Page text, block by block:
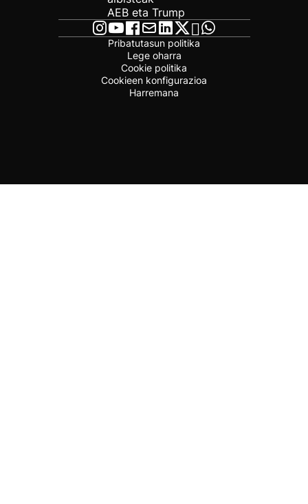
AEB eta Trump
Pribatutasun politika
Lege oharra
Cookie politika
Cookieen konfigurazioa
Harremana